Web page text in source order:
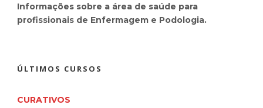
Informações sobre a área de saúde para
profissionais de Enfermagem e Podologia.
ÚLTIMOS CURSOS
CURATIVOS